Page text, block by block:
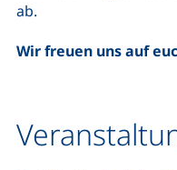
ab.
Wir freuen uns auf